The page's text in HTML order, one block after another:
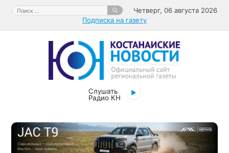
Перейти
содержимому
Поиск:
Четверг, 06 августа 2026
Подписка на газету
Слушать
Радио КН